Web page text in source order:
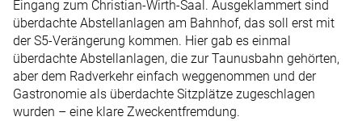
Eingang zum Christian-Wirth-Saal. Ausgeklammert sind
überdachte Abstellanlagen am Bahnhof, das soll erst mit
der S5-Verängerung kommen. Hier gab es einmal
überdachte Abstellanlagen, die zur Taunusbahn gehörten,
aber dem Radverkehr einfach weggenommen und der
Gastronomie als überdachte Sitzplätze zugeschlagen
wurden – eine klare Zweckentfremdung.